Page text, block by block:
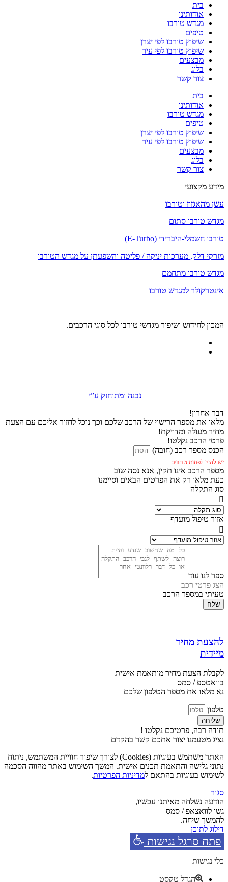
בית
אודותינו
מגדש טורבו
טיפים
שיפוץ טורבו לפי יצרן
שיפוץ טורבו לפי עיר
מבצעים
בלוג
צור קשר
בית
אודותינו
מגדש טורבו
טיפים
שיפוץ טורבו לפי יצרן
שיפוץ טורבו לפי עיר
מבצעים
בלוג
צור קשר
מידע מקצועי
עשן מהאגזוז וטורבו
מגדש טורבו סתום
טורבו חשמלי-היברידי (E-Turbo)
מזרקי דלק, מערכות יניקה / פליטה והשפעתן על מגדש הטורבו
מגדש טורבו מתחמם
אינטרקולר למגדש טורבו
המכון לחידוש ושיפור מגדשי טורבו לכל סוגי הרכבים.
נבנה ומתוחזק ע”י
דבר אחרון!
מלאו את מספר הרישוי של הרכב שלכם וכך נוכל לחזור אליכם עם הצעת
מחיר מעולה ומדויקת!
פרטי הרכב נקלטו!
הכנס מספר רכב (חובה)
יש להזין לפחות 5 תווים.
מספר הרכב אינו תקין, אנא נסה שוב
כעת מלאו רק את הפרטים הבאים וסיימנו
סוג התקלה
אזור טיפול מועדף
ספר לנו עוד
הצג פרטי רכב
טעיתי במספר הרכב
שלח
להצעת מחיר
מיידית
לקבלת הצעת מחיר מותאמת אישית
בוואטספ / סמס
נא מלאו את מספר הטלפון שלכם
טלפון
שליחה
תודה רבה, פרטיכם נקלטו !
נציג מטעמנו יצור אתכם קשר בהקדם
האתר משתמש בעוגיות (Cookies) לצורך שיפור חוויית המשתמש, ניתוח
נתוני גלישה והתאמת תכנים אישית. המשך השימוש באתר מהווה הסכמה
לשימוש בעוגיות בהתאם למדיניות הפרטיות.
סגור
הודעה נשלחה מאיתנו עכשיו,
גשו לוואצאפ / סמס
להמשך שיחה.
דילוג לתוכן
פתח סרגל נגישות
כלי נגישות
הגדל טקסט